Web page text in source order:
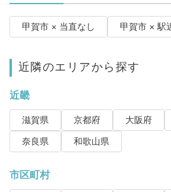
甲賀市 × 当直なし 甲賀市 × 駅
近隣のエリアから探す
近畿
滋賀県 京都府 大阪府
奈良県
和歌山県
市区町村